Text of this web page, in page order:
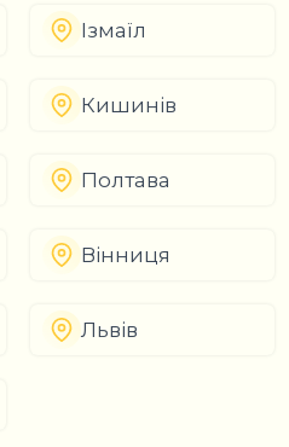
Ізмаїл
Кишинів
Полтава
Вінниця
Львів